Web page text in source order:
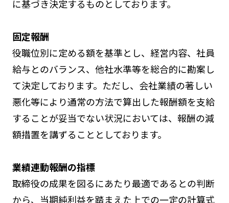
に基づき決定するものとしております。
固定報酬
役職位別に定める額を基準とし、経営内容、社員
給与とのバランス、他社水準等を総合的に勘案し
て決定しております。ただし、会社業績の著しい
悪化等により通常の方法で算出した報酬額を支給
することが妥当でない状況においては、報酬の減
額措置を講ずることとしております。
業績連動報酬の指標
取締役の成果を図るにあたり最適であるとの判断
から、当期純利益を踏まえた上での一定の計算式